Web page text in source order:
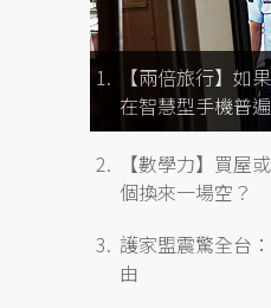
【兩倍旅行】如
在智慧型手機普
【數學力】買屋
個換來一場空？
護家盟震驚全台
由